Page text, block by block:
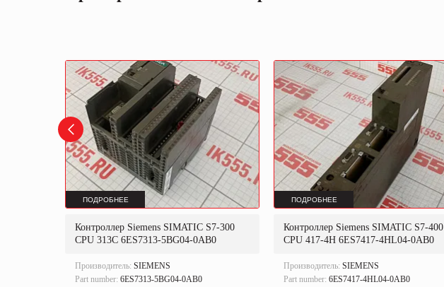
ПОДРОБНЕЕ
Контроллер Siemens SIMATIC S7-300
CPU 313C 6ES7313-5BG04-0AB0
Производитель: SIEMENS
Part number: 6ES7313-5BG04-0AB0
ПОДРОБНЕЕ
Контроллер Siemens SIMATIC S7-400
CPU 417-4H 6ES7417-4HL04-0AB0
Производитель: SIEMENS
Part number: 6ES7417-4HL04-0AB0